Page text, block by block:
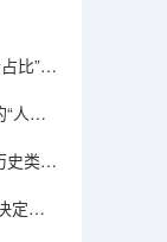
历史类考生在本科线以上的“分数段占比”下降速率
文科三科和理科三科在600分以上的“人数剪刀差”：越往上差距越大
物理类考生在600分以上的占比是历史类的4.7倍，高分段差距悬殊
500分附近每分2500人，一分之差决定公办二本还是民办本科